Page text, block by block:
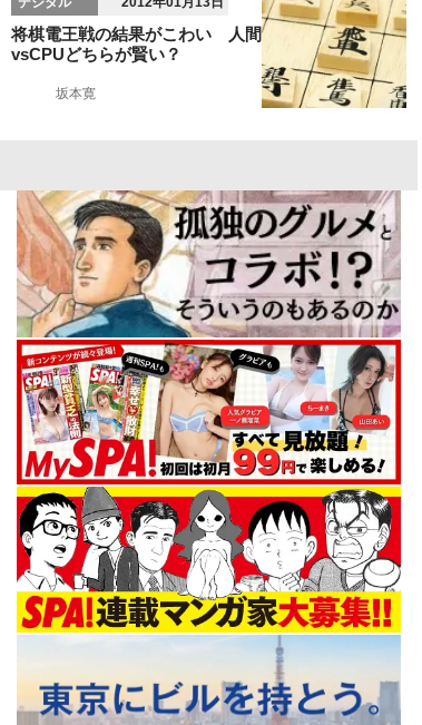
将棋電王戦の結果がこわい 人間
vsCPUどちらが賢い？
坂本寛